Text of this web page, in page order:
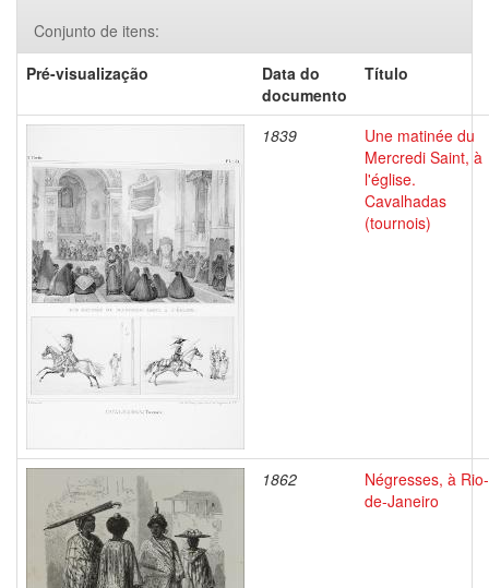
Conjunto de itens:
Pré-visualização
Data do
documento
Título
1839
Une matinée du
Mercredi Saint, à
l'église.
Cavalhadas
(tournois)
1862
Négresses, à Rio-
de-Janeiro